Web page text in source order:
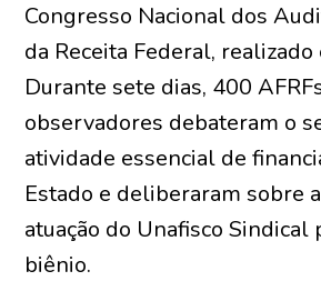
Congresso Nacional dos
da Receita Federal,
Durante sete dias, 400
observadores debateram o
atividade essencial de
Estado e deliberaram sobre
atuação do Unafisco Sindical
biênio.